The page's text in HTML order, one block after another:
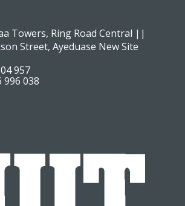
Towers, Ring Road Central ||
Street, Ayeduase New Site
957
996 038